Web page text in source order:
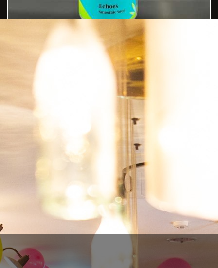
OPHIUSSA - ECHOES
9,00 €
7,20 € POUPE 20%
Quantidade
ADICIONAR